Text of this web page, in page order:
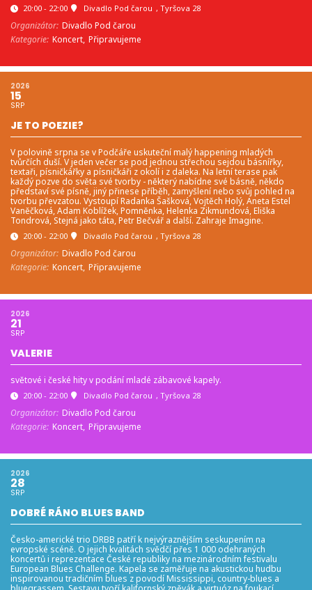
20:00 - 22:00 Divadlo Pod čarou , Tyršova 28
Organizátor: Divadlo Pod čarou
Kategorie: Koncert, Připravujeme
2026
15
SRP
JE TO POEZIE?
V polovině srpna se v Podčáře uskuteční malý happening mladých
tvůrčích duší. V jeden večer se pod jednou střechou sejdou básnířky,
textaři, písničkářky a písničkáři z okolí i z daleka. Na letní terase pak
každý pozve do světa své tvorby - některý nabídne své básně, někdo
představí své písně, jiný přinese příběh, zamyšlení nebo svůj pohled na
tvorbu převzatou. Vystoupí Radanka Šašková, Vojtěch Holý, Aneta Estel
Vaněčková, Adam Koblížek, Pomněnka, Helenka Zikmundová, Eliška
Tondrová, Stejná jako táta, Petr Bečvář a další. Zahraje Imagine.
20:00 - 22:00 Divadlo Pod čarou , Tyršova 28
Organizátor: Divadlo Pod čarou
Kategorie: Koncert, Připravujeme
2026
21
SRP
VALERIE
světové i české hity v podání mladé zábavové kapely.
20:00 - 22:00 Divadlo Pod čarou , Tyršova 28
Organizátor: Divadlo Pod čarou
Kategorie: Koncert, Připravujeme
2026
28
SRP
DOBRÉ RÁNO BLUES BAND
Česko-americké trio DRBB patří k nejvýraznějším seskupením na
evropské scéně. O jejich kvalitách svědčí přes 1 000 odehraných
koncertů i reprezentace České republiky na mezinárodním festivalu
European Blues Challenge. Kapela se zaměřuje na akustickou hudbu
inspirovanou tradičním blues z povodí Mississippi, country-blues a